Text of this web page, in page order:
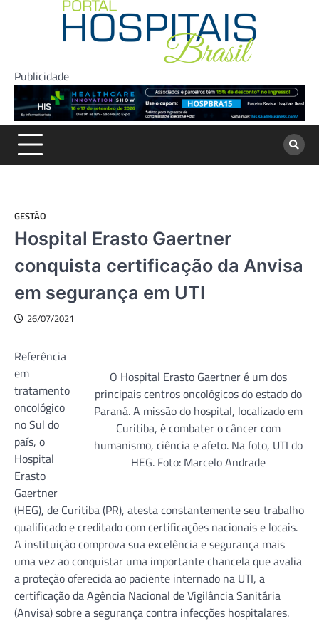
Publicidade
GESTÃO
Hospital Erasto Gaertner
conquista certificação da Anvisa
em segurança em UTI
26/07/2021
O Hospital Erasto Gaertner é um dos
principais centros oncológicos do estado do
Paraná. A missão do hospital, localizado em
Curitiba, é combater o câncer com
humanismo, ciência e afeto. Na foto, UTI do
HEG. Foto: Marcelo Andrade
Referência
em
tratamento
oncológico
no Sul do
país, o
Hospital
Erasto
Gaertner
(HEG), de Curitiba (PR), atesta constantemente seu trabalho
qualificado e creditado com certificações nacionais e locais.
A instituição comprova sua excelência e segurança mais
uma vez ao conquistar uma importante chancela que avalia
a proteção oferecida ao paciente internado na UTI, a
certificação da Agência Nacional de Vigilância Sanitária
(Anvisa) sobre a segurança contra infecções hospitalares.